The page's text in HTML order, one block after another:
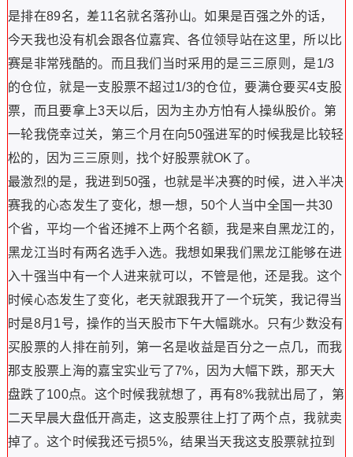
是排在89名，差11名就名落孙山。如果是百强之外的话，
今天我也没有机会跟各位嘉宾、各位领导站在这里，所以比
赛是非常残酷的。而且我们当时采用的是三三原则，是1/3
的仓位，就是一支股票不超过1/3的仓位，要满仓要买4支股
票，而且要拿上3天以后，因为主办方怕有人操纵股价。第
一轮我侥幸过关，第三个月在向50强进军的时候我是比较轻
松的，因为三三原则，找个好股票就OK了。
最激烈的是，我进到50强，也就是半决赛的时候，进入半决
赛我的心态发生了变化，想一想，50个人当中全国一共30
个省，平均一个省还摊不上两个名额，我是来自黑龙江的，
黑龙江当时有两名选手入选。我想如果我们黑龙江能够在进
入十强当中有一个人进来就可以，不管是他，还是我。这个
时候心态发生了变化，老天就跟我开了一个玩笑，我记得当
时是8月1号，操作的当天股市下午大幅跳水。只有少数没有
买股票的人排在前列，第一名是收益是百分之一点几，而我
那支股票上海的嘉宝实业亏了7%，因为大幅下跌，那天大
盘跌了100点。这个时候我就想了，再有8%我就出局了，第
二天早晨大盘低开高走，这支股票往上打了两个点，我就卖
掉了。这个时候我还亏损5%，结果当天我这支股票就拉到